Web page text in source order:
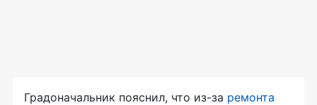
Градоначальник пояснил, что из-за ремонта